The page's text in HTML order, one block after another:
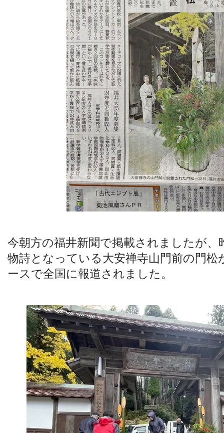
今朝方の福井新聞で掲載されましたが、
物詩となっている大安禅寺山門前の門松
ースで全国に報道されました。